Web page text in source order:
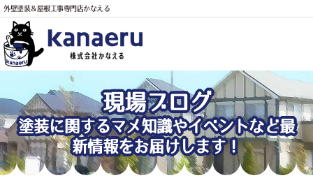
外壁塗装＆屋根工事専門店かなえる
電話
現場ブログ
塗装に関するマメ知識やイベントなど最
新情報をお届けします！